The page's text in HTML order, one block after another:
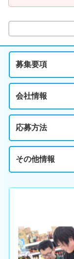
募集要項
会社情報
応募方法
その他情報